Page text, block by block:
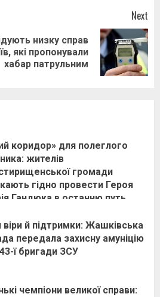
Next
низку справ
які пропонували
хабар патрульним
коридор» для полеглого
жителів
громади
гідно провести Героя
Гандюка в останню путь
віри й підтримки: Жашківська
передала захисну амуніцію
ї бригади ЗСУ
чемпіони великої справи: